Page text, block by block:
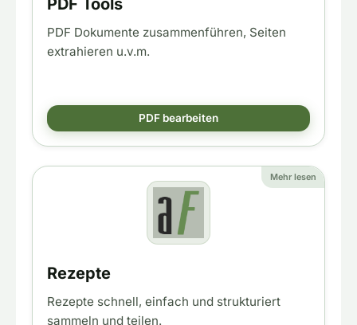
PDF Dokumente zusammenführen, Seiten
extrahieren u.v.m.
PDF bearbeiten
Mehr lesen
Rezepte
Rezepte schnell, einfach und strukturiert
sammeln und teilen.